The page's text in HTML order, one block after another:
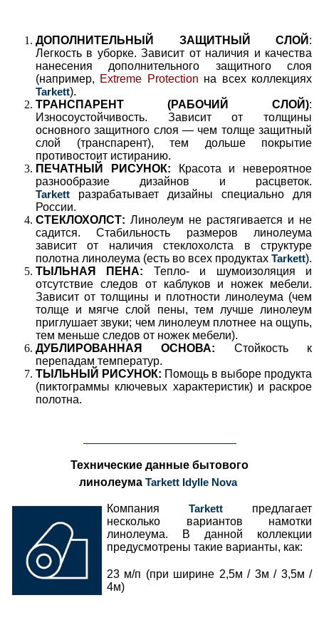
ДОПОЛНИТЕЛЬНЫЙ ЗАЩИТНЫЙ СЛОЙ :
Легкость в уборке. Зависит от наличия и качества
нанесения дополнительного защитного слоя
(например, Extreme Protection на всех коллекциях
Tarkett).
ТРАНСПАРЕНТ (РАБОЧИЙ СЛОЙ):
Износоустойчивость. Зависит от толщины
основного защитного слоя — чем толще защитный
слой (транспарент), тем дольше покрытие
противостоит истиранию.
ПЕЧАТНЫЙ РИСУНОК: Красота и невероятное
разнообразие дизайнов и расцветок.
Tarkett разрабатывает дизайны специально для
России.
СТЕКЛОХОЛСТ: Линолеум не растягивается и не
садится. Стабильность размеров линолеума
зависит от наличия стеклохолста в структуре
полотна линолеума (есть во всех продуктах Tarkett).
ТЫЛЬНАЯ ПЕНА: Тепло- и шумоизоляция и
отсутствие следов от каблуков и ножек мебели.
Зависит от толщины и плотности линолеума (чем
толще и мягче слой пены, тем лучше линолеум
приглушает звуки; чем линолеум плотнее на ощупь,
тем меньше следов от ножек мебели).
ДУБЛИРОВАННАЯ ОСНОВА: Стойкость к
перепадам температур.
ТЫЛЬНЫЙ РИСУНОК: Помощь в выборе продукта
(пиктограммы ключевых характеристик) и раскрое
полотна.
Технические данные бытового
линолеума Tarkett Idylle Nova
Компания Tarkett предлагает
несколько вариантов намотки
линолеума. В данной коллекции
предусмотрены такие варианты, как:
23 м/п (при ширине 2,5м / 3м / 3,5м /
4м)